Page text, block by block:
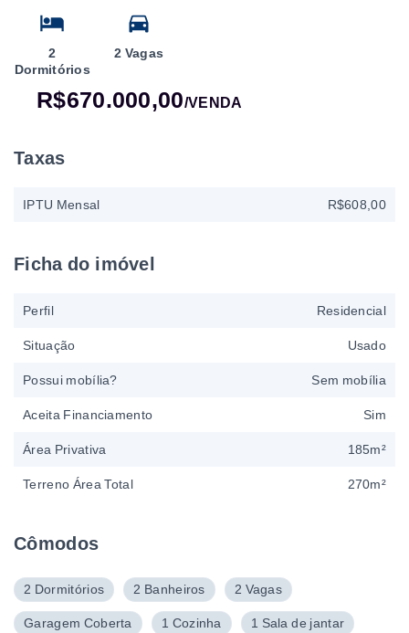
2
Dormitórios
2 Vagas
R$670.000,00/VENDA
Cômodos
2 Dormitórios 2 Banheiros 2 Vagas
Garagem Coberta 1 Cozinha 1 Sala de jantar
Taxas
IPTU Mensal R$608,00
Ficha do imóvel
Perfil Residencial
Situação Usado
Possui mobília? Sem mobília
Aceita Financiamento Sim
Área Privativa 185m²
Terreno Área Total 270m²